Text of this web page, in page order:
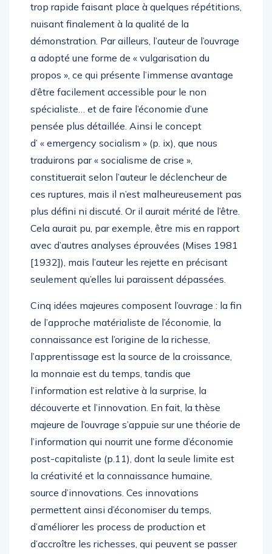
trop rapide faisant place à quelques répétitions,
nuisant finalement à la qualité de la
démonstration. Par ailleurs, l’auteur de l’ouvrage
a adopté une forme de « vulgarisation du
propos », ce qui présente l’immense avantage
d’être facilement accessible pour le non
spécialiste… et de faire l’économie d’une
pensée plus détaillée. Ainsi le concept
d’ « emergency socialism » (p. ix), que nous
traduirons par « socialisme de crise »,
constituerait selon l’auteur le déclencheur de
ces ruptures, mais il n’est malheureusement pas
plus défini ni discuté. Or il aurait mérité de l’être.
Cela aurait pu, par exemple, être mis en rapport
avec d’autres analyses éprouvées (Mises 1981
[1932]), mais l’auteur les rejette en précisant
seulement qu’elles lui paraissent dépassées.
Cinq idées majeures composent l’ouvrage : la fin
de l’approche matérialiste de l’économie, la
connaissance est l’origine de la richesse,
l’apprentissage est la source de la croissance,
la monnaie est du temps, tandis que
l’information est relative à la surprise, la
découverte et l’innovation. En fait, la thèse
majeure de l’ouvrage s’appuie sur une théorie de
l’information qui nourrit une forme d’économie
post-capitaliste (p.11), dont la seule limite est
la créativité et la connaissance humaine,
source d’innovations. Ces innovations
permettent ainsi d’économiser du temps,
d’améliorer les process de production et
d’accroître les richesses, qui peuvent se passer